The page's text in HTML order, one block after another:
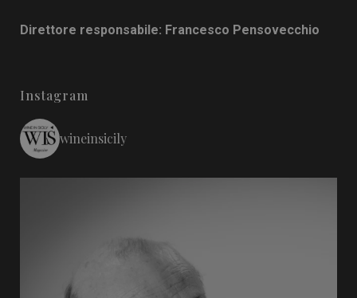
Direttore responsabile: Francesco Pensovecchio
Instagram
wineinsicily